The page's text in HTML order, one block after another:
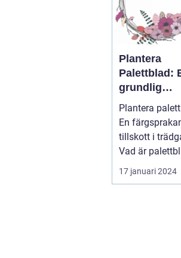
Plantera
Palettblad:
grundlig
översikt
presentation
Plantera
En
tillskott i
Vad är
och vilka typer
17 januari 2024